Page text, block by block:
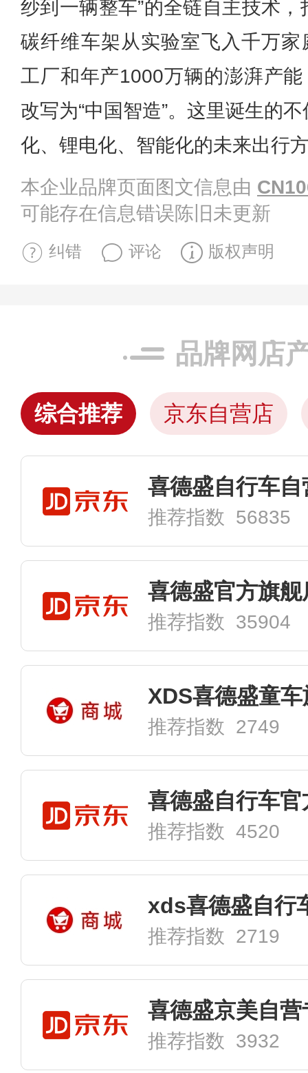
纱到一辆整车”的全链自主技术
碳纤维车架从实验室飞入千万
工厂和年产1000万辆的澎湃产能
改写为“中国智造”。这里诞生的
化、锂电化、智能化的未来出行
本企业品牌页面图文信息由
可能存在信息错误陈旧未更新
纠错 评论 版权声明
品牌网店
综合推荐 京东自营店
喜德盛自行车
推荐指数 56835
喜德盛官方旗舰
推荐指数 35904
XDS喜德盛童
推荐指数 2749
喜德盛自行车
推荐指数 4520
xds喜德盛自行
推荐指数 2719
喜德盛京美自营
推荐指数 3932